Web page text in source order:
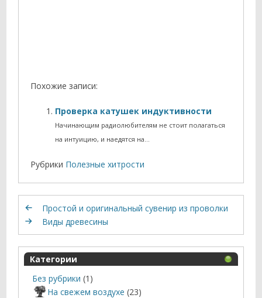
Похожие записи:
Проверка катушек индуктивности
Начинающим радиолюбителям не стоит полагаться
на интуицию, и наедятся на…
Рубрики Полезные хитрости
Простой и оригинальный сувенир из проволки
Виды древесины
Категории
Без рубрики (1)
На свежем воздухе (23)